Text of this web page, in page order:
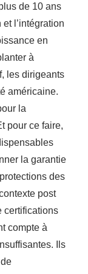
de 10 ans
l’intégration
en
à
les dirigeants
américaine.
la
pour ce faire,
la garantie
des
post
certifications
compte à
Ils